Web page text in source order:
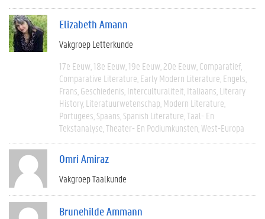
Elizabeth Amann
Vakgroep Letterkunde
17e Eeuw 18e Eeuw 19e Eeuw 20e Eeuw Comparatief
Comparative Literature Early Modern Literature Engels
Frans Geschiedenis Interculturaliteit Italiaans Literary
History Literatuurwetenschap Modern Literature
Portugees Spaans Spanish Literature Taal- En
Tekstanalyse Theater- En Podiumkunsten West-Europa
Omri Amiraz
Vakgroep Taalkunde
Brunehilde Ammann